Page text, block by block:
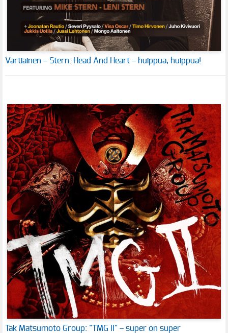
Vartiainen – Stern: Head And Heart – huippua, huippua!
Tak Matsumoto Group: "TMG II" – super on super